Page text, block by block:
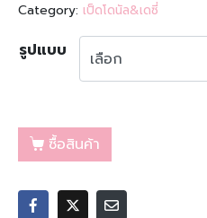
Category: เป็ดโดนัล&เดซี่
รูปแบบ
ซื้อสินค้า